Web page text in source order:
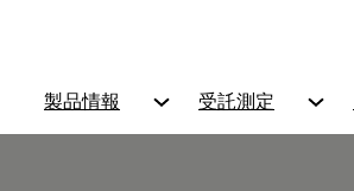
製品情報 受託測定